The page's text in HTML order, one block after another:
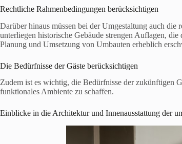
Rechtliche Rahmenbedingungen berücksichtigen
Darüber hinaus müssen bei der Umgestaltung auch
unterliegen historische Gebäude strengen Auflagen,
Planung und Umsetzung von Umbauten erheblich
Die Bedürfnisse der Gäste berücksichtigen
Zudem ist es wichtig, die Bedürfnisse der zukünftigen
funktionales Ambiente zu schaffen.
Einblicke in die Architektur und Innenausstattung der